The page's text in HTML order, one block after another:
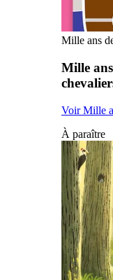
Mille ans
Mille ans
Voir Mille
À paraître